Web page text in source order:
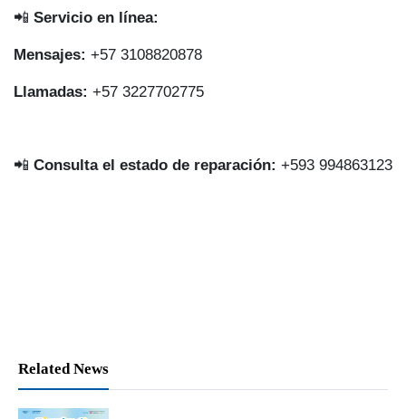
📲 Servicio en línea:
Mensajes: +57 3108820878
Llamadas: +57 3227702775
📲 Consulta el estado de reparación: +593 994863123
Related News